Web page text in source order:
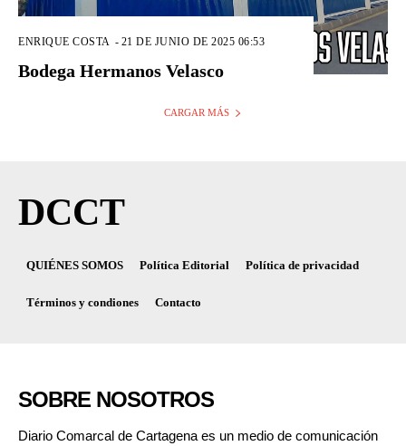
ENRIQUE COSTA - 21 DE JUNIO DE 2025 06:53
Bodega Hermanos Velasco
CARGAR MÁS
DCCT
QUIÉNES SOMOS Política Editorial Política de privacidad
Términos y condiones Contacto
SOBRE NOSOTROS
Diario Comarcal de Cartagena es un medio de comunicación